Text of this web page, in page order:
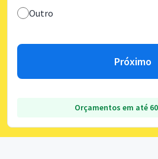
Outro
Próximo
Orçamentos em até